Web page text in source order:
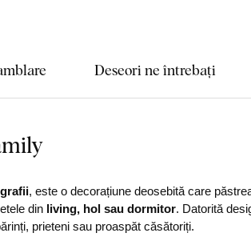
Deseori ne întrebați
, este o decorațiune deosebită care
din living, hol sau dormitor. Datorită
prieteni sau proaspăt căsătoriți.